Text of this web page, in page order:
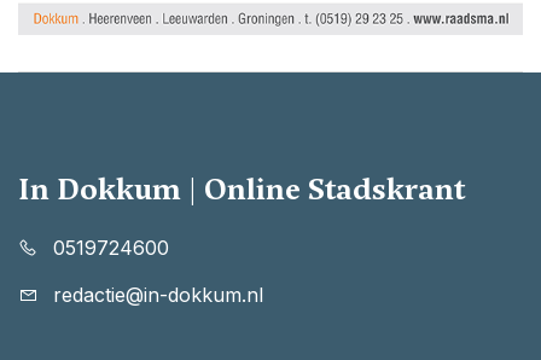
In Dokkum | Online Stadskrant
0519724600
redactie@in-dokkum.nl